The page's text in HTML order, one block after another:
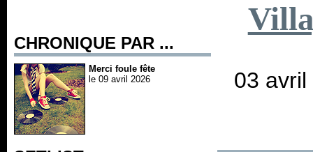
CHRONIQUE PAR ...
Merci foule fête
le 09 avril 2026
03